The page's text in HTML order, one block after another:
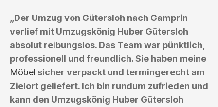
„Der Umzug von Gütersloh nach Gamprin
verlief mit Umzugskönig Huber Gütersloh
absolut reibungslos. Das Team war pünktlich,
professionell und freundlich. Sie haben meine
Möbel sicher verpackt und termingerecht am
Zielort geliefert. Ich bin rundum zufrieden und
kann den Umzugskönig Huber Gütersloh